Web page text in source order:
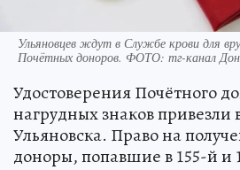
Ульяновцев ждут в Службе крови для
Почётных доноров. ФОТО: тг-канал
Удостоверения Почётного
нагрудных знаков привезли
Ульяновска. Право на
доноры, попавшие в 155-й и